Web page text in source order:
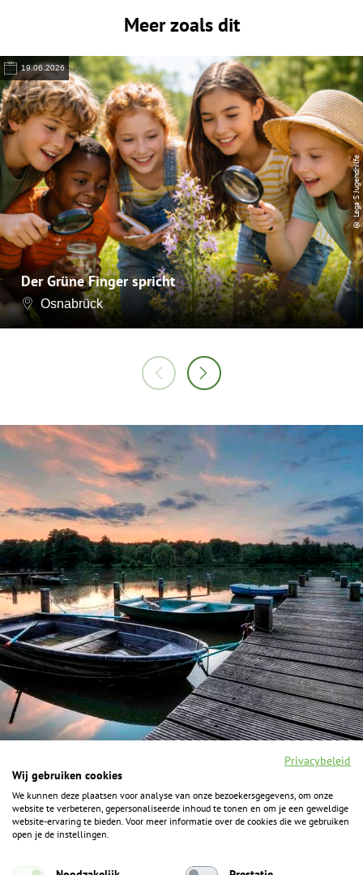
Meer zoals dit
19.06.2026
Der Grüne Finger spricht
Osnabrück
© Lega S Jugendhilfe
F
a
c
I
n
s
Y
o
u
P
i
n
ALGEMENE INFORMATIE
Privacybeleid
Wij gebruiken cookies
We kunnen deze plaatsen voor analyse van onze bezoekersgegevens, om onze
website te verbeteren, gepersonaliseerde inhoud te tonen en om je een geweldige
website-ervaring te bieden. Voor meer informatie over de cookies die we gebruiken
open je de instellingen.